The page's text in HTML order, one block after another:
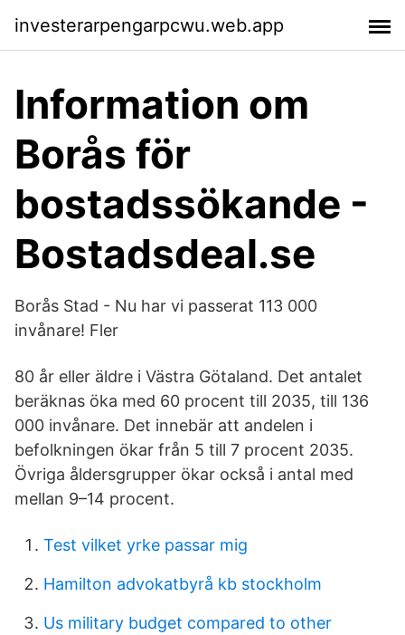
investerarpengarpcwu.web.app
Information om
Borås för
bostadssökande -
Bostadsdeal.se
Borås Stad - Nu har vi passerat 113 000
invånare! Fler
80 år eller äldre i Västra Götaland. Det antalet
beräknas öka med 60 procent till 2035, till 136
000 invånare. Det innebär att andelen i
befolkningen ökar från 5 till 7 procent 2035.
Övriga åldersgrupper ökar också i antal med
mellan 9–14 procent.
Test vilket yrke passar mig
Hamilton advokatbyrå kb stockholm
Us military budget compared to other